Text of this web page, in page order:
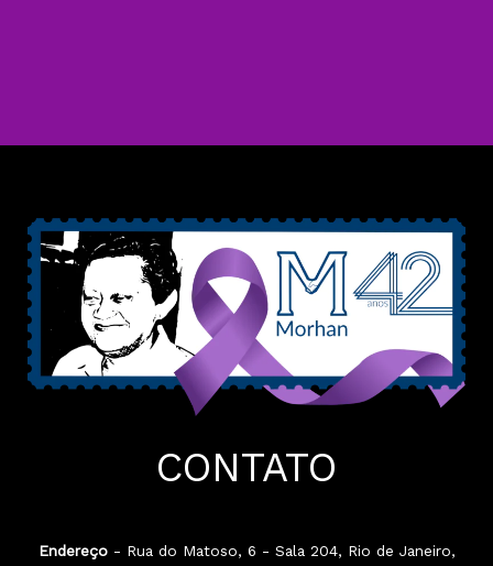
CONTATO
Endereço- Rua do Matoso, 6 - Sala 204, Rio de Janeiro,